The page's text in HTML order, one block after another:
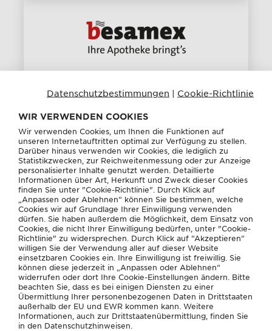
JETZT BESTELLEN
JETZT BESTELLEN
Datenschutzbestimmungen | Cookie-Richtlinie
WIR VERWENDEN COOKIES
Wir verwenden Cookies, um Ihnen die Funktionen auf
unseren Internetauftritten optimal zur Verfügung zu stellen.
Darüber hinaus verwenden wir Cookies, die lediglich zu
Statistikzwecken, zur Reichweitenmessung oder zur Anzeige
personalisierter Inhalte genutzt werden. Detaillierte
Informationen über Art, Herkunft und Zweck dieser Cookies
finden Sie unter "Cookie-Richtlinie". Durch Klick auf
„Anpassen oder Ablehnen“ können Sie bestimmen, welche
Cookies wir auf Grundlage Ihrer Einwilligung verwenden
dürfen. Sie haben außerdem die Möglichkeit, dem Einsatz von
Cookies, die nicht Ihrer Einwilligung bedürfen, unter "Cookie-
Richtlinie" zu widersprechen. Durch Klick auf “Akzeptieren“
willigen Sie der Verwendung aller auf dieser Website
einsetzbaren Cookies ein. Ihre Einwilligung ist freiwillig. Sie
können diese jederzeit in „Anpassen oder Ablehnen“
widerrufen oder dort Ihre Cookie-Einstellungen ändern. Bitte
beachten Sie, dass es bei einigen Diensten zu einer
Übermittlung Ihrer personenbezogenen Daten in Drittstaaten
außerhalb der EU und EWR kommen kann. Weitere
Informationen, auch zur Drittstaatenübermittlung, finden Sie
in den Datenschutzhinweisen.